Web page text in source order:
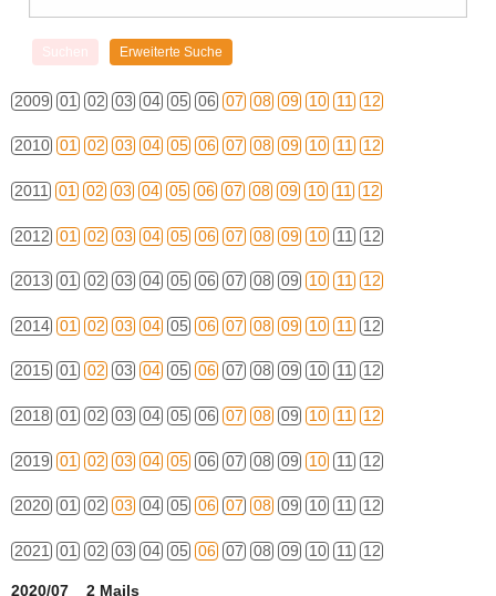
2009 01 02 03 04 05 06 07 08 09 10 11 12
2010 01 02 03 04 05 06 07 08 09 10 11 12
2011 01 02 03 04 05 06 07 08 09 10 11 12
2012 01 02 03 04 05 06 07 08 09 10 11 12
2013 01 02 03 04 05 06 07 08 09 10 11 12
2014 01 02 03 04 05 06 07 08 09 10 11 12
2015 01 02 03 04 05 06 07 08 09 10 11 12
2018 01 02 03 04 05 06 07 08 09 10 11 12
2019 01 02 03 04 05 06 07 08 09 10 11 12
2020 01 02 03 04 05 06 07 08 09 10 11 12
2021 01 02 03 04 05 06 07 08 09 10 11 12
2020/07 2 Mails